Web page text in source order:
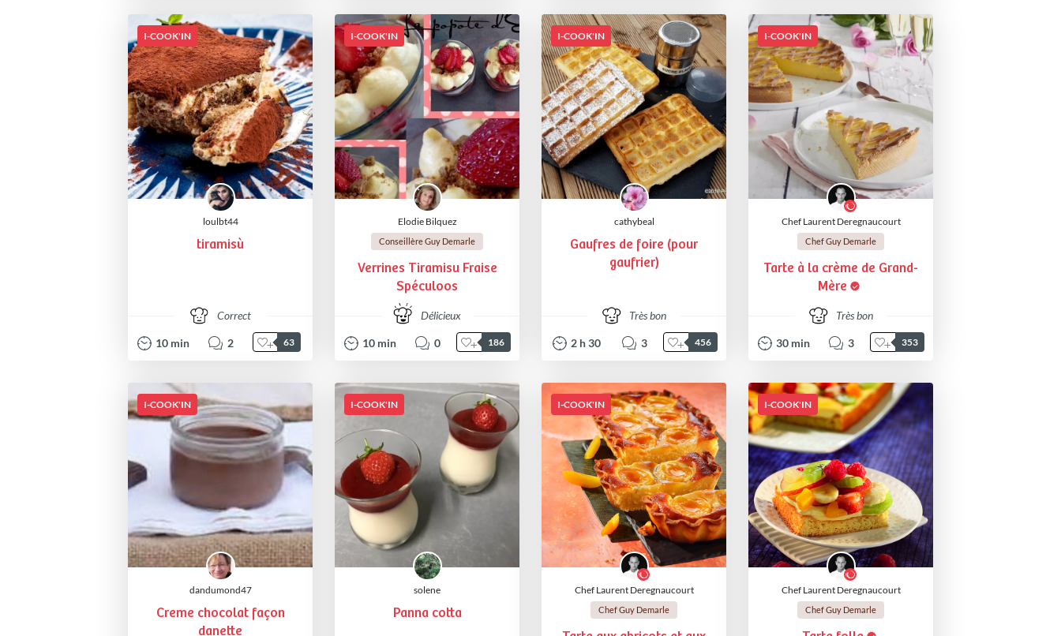
I-COOK'IN
loulbt44
tiramisù
Correct
10 min 2 63
I-COOK'IN
Elodie Bilquez
Conseillère Guy Demarle
Verrines Tiramisu Fraise
Spéculoos
Délicieux
10 min 0 186
I-COOK'IN
cathybeal
Gaufres de foire (pour
gaufrier)
Très bon
2 h30 3 456
I-COOK'IN
Chef Laurent Deregnaucourt
Chef Guy Demarle
Tarte à la crème de Grand-
Mère
Très bon
30 min 3 353
I-COOK'IN
dandumond47
Creme chocolat façon
danette
I-COOK'IN
solene
Panna cotta
I-COOK'IN
Chef Laurent Deregnaucourt
Chef Guy Demarle
I-COOK'IN
Chef Laurent Deregnaucourt
Chef Guy Demarle